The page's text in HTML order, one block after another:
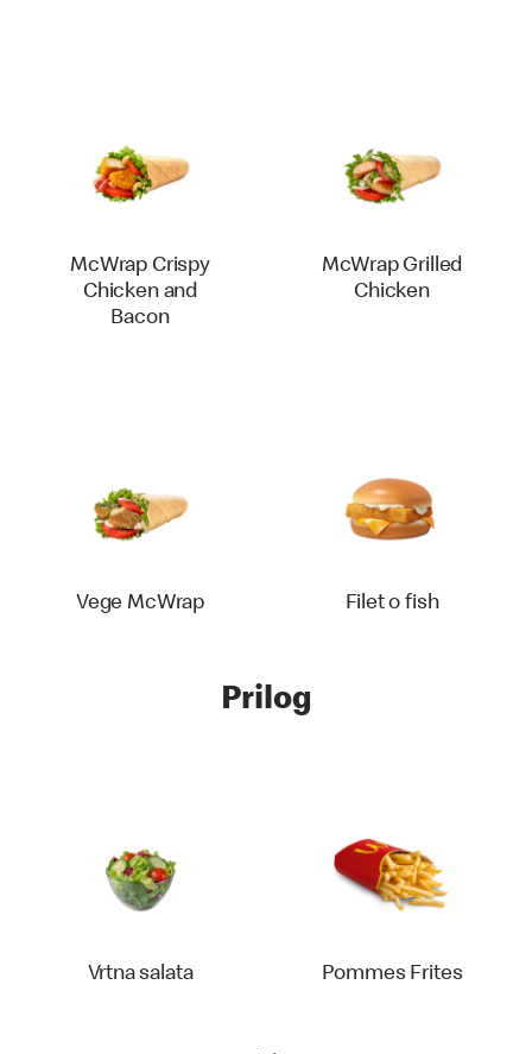
McWrap Crispy
Chicken and
Bacon
McWrap Grilled
Chicken
Vege McWrap Filet o fish
Prilog
Vrtna salata Pommes Frites